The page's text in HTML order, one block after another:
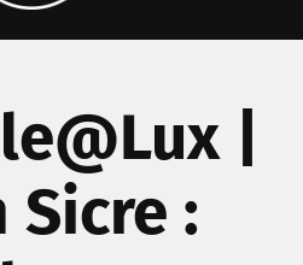
|
Sicre :